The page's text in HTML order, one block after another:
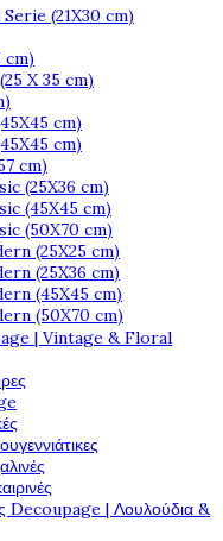
(21X30 cm)
cm)
X 35 cm)
cm)
cm)
cm)
(25X36 cm)
(45X45 cm)
(50X70 cm)
(25X25 cm)
(25X36 cm)
(45X45 cm)
(50X70 cm)
| Vintage & Floral
Decoupage | Λουλούδια &